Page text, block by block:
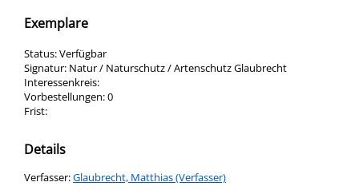
Exemplare
Status:Verfügbar
Signatur: Natur / Naturschutz / Artenschutz Glaubrecht
Interessenkreis:
Vorbestellungen:0
Frist:
Details
Verfasser:Suche nach diesem Verfasser
Glaubrecht, Matthias (Verfasser)